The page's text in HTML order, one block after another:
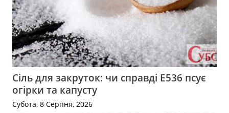
Сіль для закруток: чи справді Е536 псує
огірки та капусту
Субота, 8 Серпня, 2026